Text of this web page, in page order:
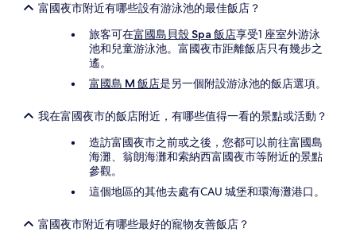
富國夜市附近有哪些設有游泳池的最佳飯店？
旅客可在富國島貝殼 Spa 飯店享受1 座室外游泳
池和兒童游泳池。富國夜市距離飯店只有幾步之
遙。
富國島 M 飯店是另一個附設游泳池的飯店選項。
我在富國夜市的飯店附近，有哪些值得一看的景點或活動？
造訪富國夜市之前或之後，您都可以前往富國島
海灘、翁朗海灘和索納西富國夜市等附近的景點
參觀。
這個地區的其他去處有CAU 城堡和環海灘港口。
富國夜市附近有哪些最好的寵物友善飯店？